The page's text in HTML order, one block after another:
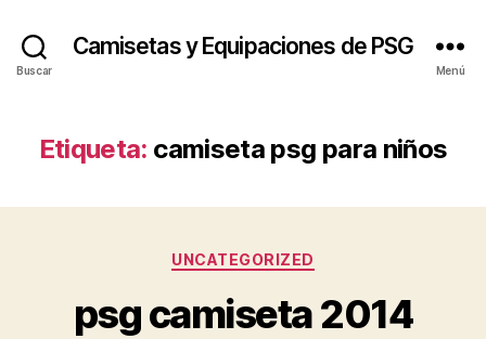
Buscar
Camisetas y Equipaciones de PSG
Menú
Etiqueta: camiseta psg para niños
Categorías
UNCATEGORIZED
psg camiseta 2014